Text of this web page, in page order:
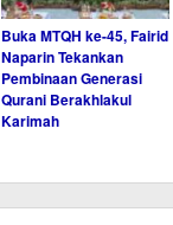
Buka MTQH ke-45, Fairid
Naparin Tekankan
Pembinaan Generasi
Qurani Berakhlakul
Karimah